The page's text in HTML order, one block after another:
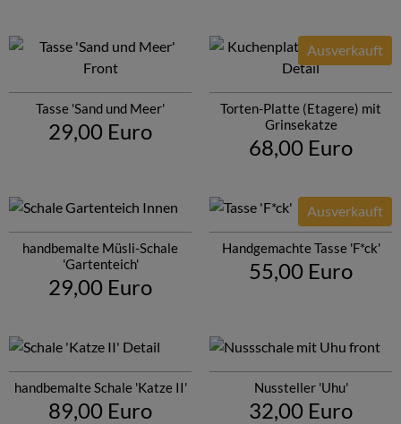
Tasse 'Sand und Meer'
29,00 Euro
Torten-Platte (Etagere) mit
Grinsekatze
Ausverkauft
68,00 Euro
handbemalte Müsli-Schale
'Gartenteich'
29,00 Euro
Handgemachte Tasse 'F*ck'
Ausverkauft
55,00 Euro
handbemalte Schale 'Katze II'
89,00 Euro
Nussteller 'Uhu'
32,00 Euro